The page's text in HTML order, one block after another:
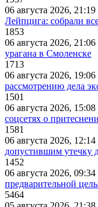
06 августа 2026, 21:19
Лейпцига: собрали
1853
06 августа 2026, 21:06
урагана в Смоленске
1713
06 августа 2026, 19:06
рассмотрению дела
1501
06 августа 2026, 15:08
соцсетях о
1581
06 августа 2026, 12:14
допустившим утечку
1452
06 августа 2026, 09:34
предварительной
5464